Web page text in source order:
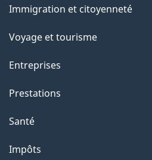
a
a
g
"
sujets
Immigration et citoyenneté
Voyage et tourisme
Entreprises
Prestations
Santé
Impôts